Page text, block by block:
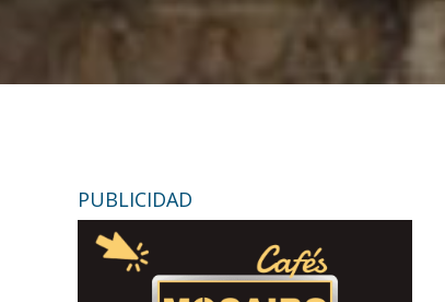
PUBLICIDAD